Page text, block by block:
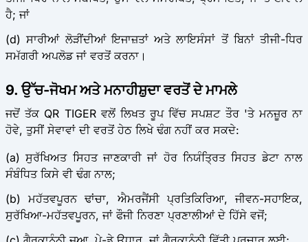
ਹੈ; ਜਾਂ
(d) ਸਾਰੀਆਂ ਲੋੜੀਂਦੀਆਂ ਇਜਾਜ਼ਤਾਂ ਅਤੇ ਲਾਇਸੰਸਾਂ ਤੋਂ ਬਿਨਾਂ ਤੀਜੀ-ਧਿਰ
ਸਮੱਗਰੀ ਅਪਲੋਡ ਜਾਂ ਵਰਤੋਂ ਕਰਨਾ।
9. ਉੱਚ-ਜੋਖਮ ਅਤੇ ਮਨਾਹੀਸ਼ੁਦਾ ਵਰਤੋਂ ਦੇ ਮਾਮਲੇ
ਜਦੋਂ ਤੱਕ QR TIGER ਵਲੋਂ ਲਿਖਤ ਰੂਪ ਵਿੱਚ ਸਪਸ਼ਟ ਤੌਰ 'ਤੇ ਮਨਜ਼ੂਰ ਨਾ
ਹੋਵੇ, ਤੁਸੀਂ ਸੇਵਾਵਾਂ ਦੀ ਵਰਤੋਂ ਹੇਠ ਲਿਖੇ ਢੰਗ ਨਹੀਂ ਕਰ ਸਕਦੇ:
(a) ਸੁਰੱਖਿਅਤ ਸਿਹਤ ਜਾਣਕਾਰੀ ਜਾਂ ਹੋਰ ਨਿਯੰਤ੍ਰਿਤ ਸਿਹਤ ਡੇਟਾ ਨਾਲ
ਸੰਬੰਧਿਤ ਕਿਸੇ ਵੀ ਢੰਗ ਨਾਲ;
(b) ਮਹੱਤਵਪੂਰਨ ਢਾਂਚਾ, ਐਮਰਜੈਂਸੀ ਪ੍ਰਤਿਕਿਰਿਆ, ਜੀਵਨ-ਸਹਾਇਕ,
ਸੁਰੱਖਿਆ-ਮਹੱਤਵਪੂਰਨ, ਜਾਂ ਫੌਜੀ ਨਿਰਣਾ ਪ੍ਰਣਾਲੀਆਂ ਦੇ ਹਿੱਸੇ ਵਜੋਂ;